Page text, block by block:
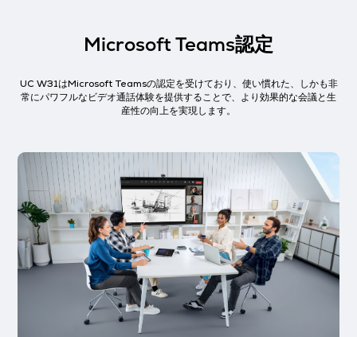
Microsoft Teams認定
UC W31はMicrosoft Teamsの認定を受けており、使い慣れた、しかも非
常にパワフルなビデオ通話体験を提供することで、より効果的な会議と生
産性の向上を実現します。